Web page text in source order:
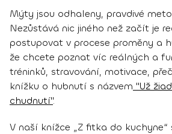
Mýty jsou odhaleny, pravdivé
Nezůstává nic jiného než začít je
postupovat v procese proměny a
že chcete poznat víc reálných a
tréninků, stravování, motivace,
knížku o hubnutí s názvem "Už
chudnutí".
V naší knížce „Z fitka do kuchyne“